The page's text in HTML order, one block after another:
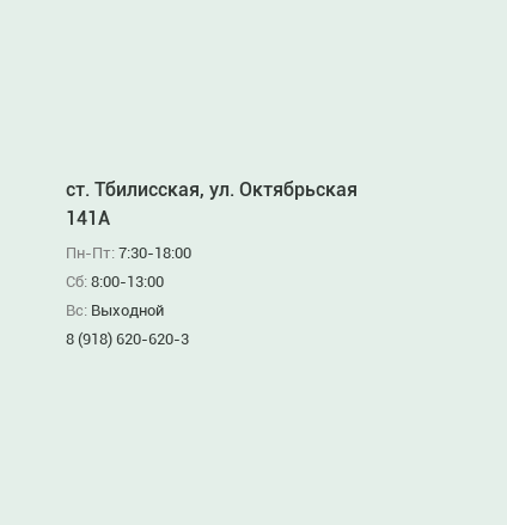
ст. Тбилисская, ул. Октябрьская
141А
Пн-Пт: 7:30-18:00
Сб: 8:00-13:00
Вс: Выходной
8 (918) 620-620-3